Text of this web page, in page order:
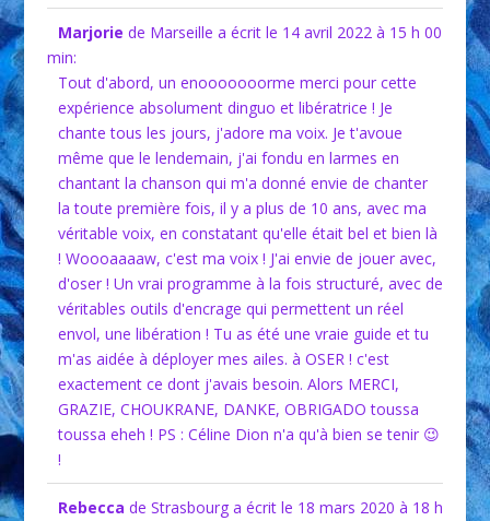
Marjorie de Marseille a écrit le 14 avril 2022à 15 h 00
min:
Tout d'abord, un enooooooorme merci pour cette
expérience absolument dinguo et libératrice ! Je
chante tous les jours, j'adore ma voix. Je t'avoue
même que le lendemain, j'ai fondu en larmes en
chantant la chanson qui m'a donné envie de chanter
la toute première fois, il y a plus de 10 ans, avec ma
véritable voix, en constatant qu'elle était bel et bien là
! Woooaaaaw, c'est ma voix ! J'ai envie de jouer avec,
d'oser ! Un vrai programme à la fois structuré, avec de
véritables outils d'encrage qui permettent un réel
envol, une libération ! Tu as été une vraie guide et tu
m'as aidée à déployer mes ailes. à OSER ! c'est
exactement ce dont j'avais besoin. Alors MERCI,
GRAZIE, CHOUKRANE, DANKE, OBRIGADO toussa
toussa eheh ! PS : Céline Dion n'a qu'à bien se tenir 😉
!
Rebecca de Strasbourg a écrit le 18 mars 2020 à 18 h